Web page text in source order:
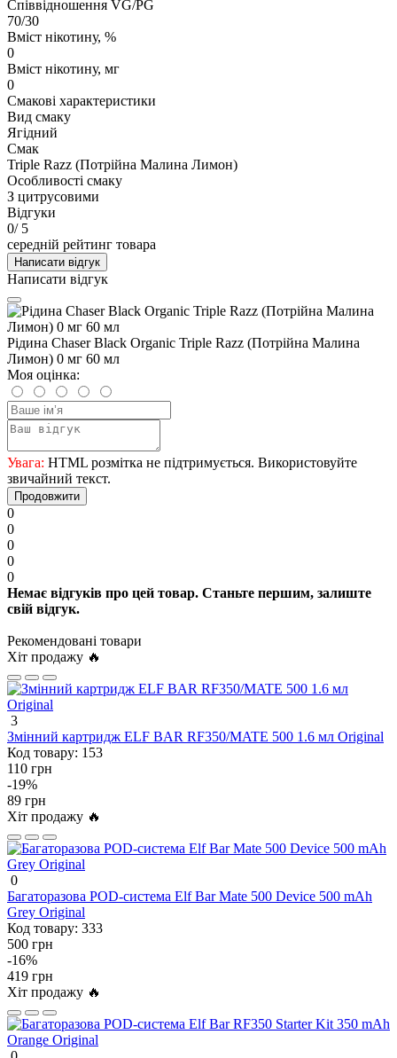
Співвідношення VG/PG
70/30
Вміст нікотину, %
0
Вміст нікотину, мг
0
Смакові характеристики
Вид смаку
Ягідний
Смак
Triple Razz (Потрійна Малина Лимон)
Особливості смаку
З цитрусовими
Відгуки
0/ 5
середній рейтинг товара
Написати відгук
Написати відгук
Рідина Chaser Black Organic Triple Razz (Потрійна Малина
Лимон) 0 мг 60 мл
Моя оцінка:
Увага: HTML розмітка не підтримується. Використовуйте
звичайний текст.
Продовжити
0
0
0
0
0
Немає відгуків про цей товар. Станьте першим, залиште
свій відгук.
Рекомендовані товари
Хіт продажу 🔥
3
Змінний картридж ELF BAR RF350/MATE 500 1.6 мл Original
Код товару: 153
110 грн
-19%
89 грн
Хіт продажу 🔥
0
Багаторазова POD-система Elf Bar Mate 500 Device 500 mAh
Grey Original
Код товару: 333
500 грн
-16%
419 грн
Хіт продажу 🔥